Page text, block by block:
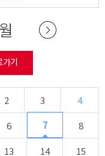
월
기
2 3
4
6 7
8
13 14
15